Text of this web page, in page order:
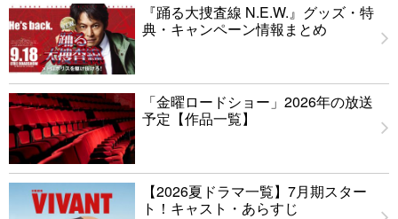
『踊る大捜査線 N.E.W.』グッズ・特
典・キャンペーン情報まとめ
「金曜ロードショー」2026年の放送
予定【作品一覧】
【2026夏ドラマ一覧】7月期スター
ト！キャスト・あらすじ